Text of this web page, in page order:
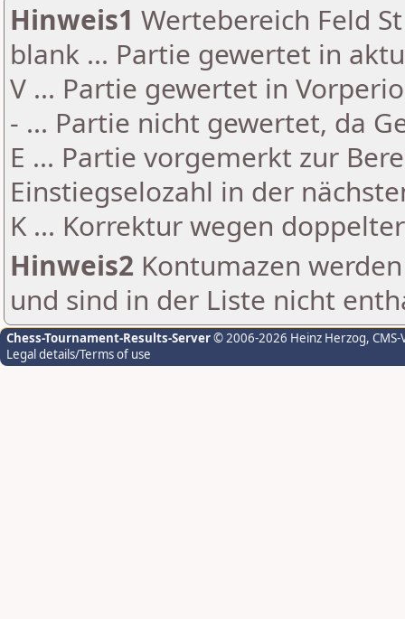
Hinweis1 Wertebereich Feld
blank ... Partie gewertet in
V ... Partie gewertet in
- ... Partie nicht gewertet, da
E ... Partie vorgemerkt zur
Einstiegselozahl in der
K ... Korrektur wegen
Hinweis2 Kontumazen
und sind in der Liste nicht
Chess-Tournament-Results-Server© 2006-2026 Heinz Herzog,
Legal details/Terms of use